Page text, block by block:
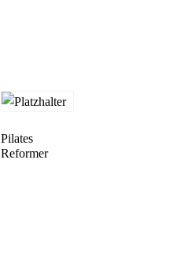
Pilates
Reformer